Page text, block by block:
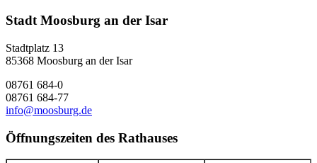
Stadt Moosburg an der Isar
Stadtplatz 13
85368 Moosburg an der Isar
08761 684-0
08761 684-77
info@moosburg.de
Öffnungszeiten des Rathauses